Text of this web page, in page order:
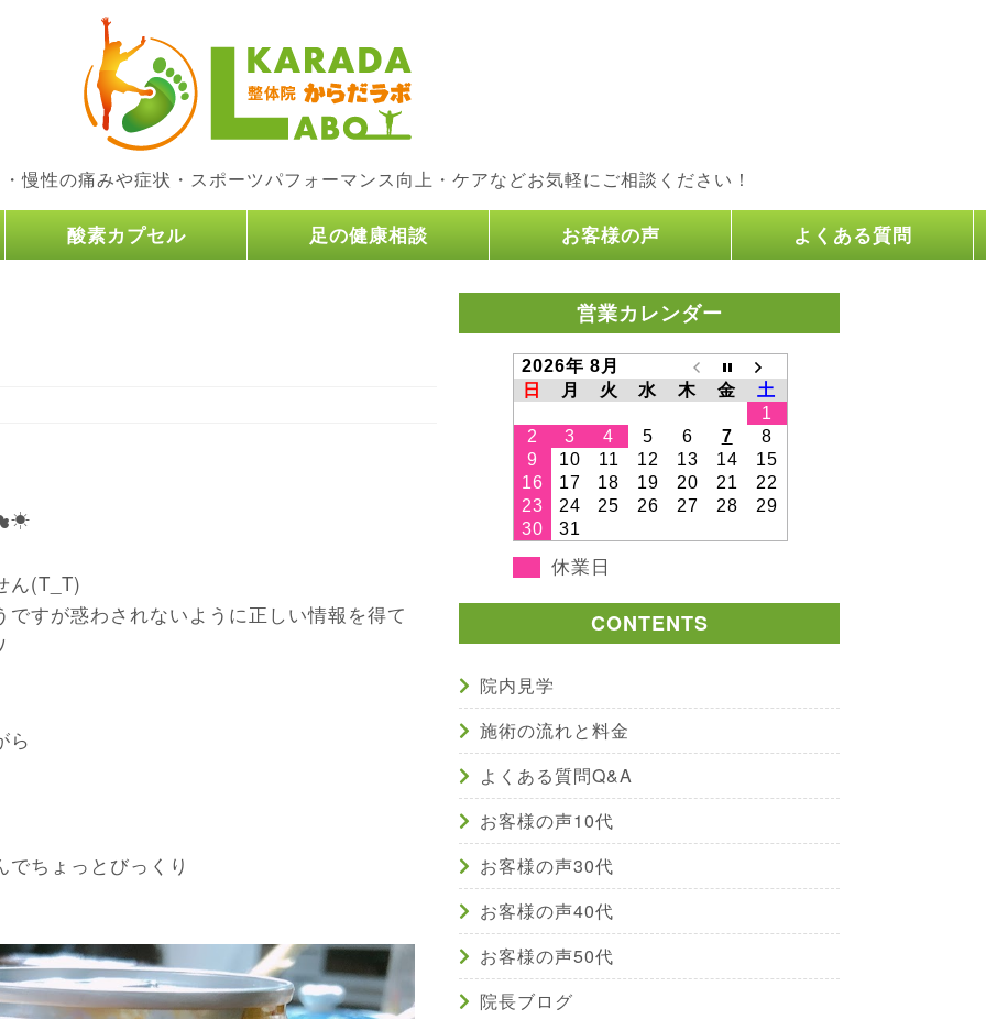
慢性の痛みや症状・スポーツパフォーマンス向上・ケアなどお気軽にご相談ください！
酸素カプセル 足の健康相談 お客様の声 よくある質問
☁☀
ん(T_T)
すが惑わされないように正しい情報を得て
ら
ちょっとびっくり
営業カレンダー
2026年 8月
日
月 火 水 木 金
土
1
2
3 4 5 6 7
8
9
10 11 12 13 14
15
16
17 18 19 20 21
22
23
24 25 26 27 28
29
30
31
休業日
CONTENTS
院内見学
施術の流れと料金
よくある質問Q&A
お客様の声10代
お客様の声30代
お客様の声40代
お客様の声50代
院長ブログ